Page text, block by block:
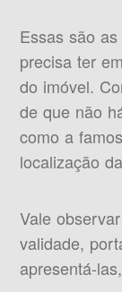
Essas são
precisa ter
do imóvel.
de que não
como a
localização
Vale
validade,
apresentá-